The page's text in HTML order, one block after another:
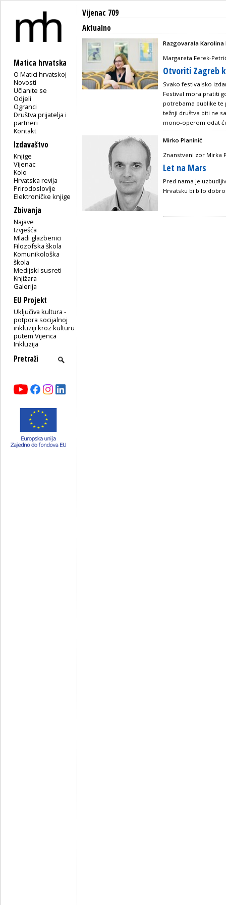
Matica hrvatska
O Matici hrvatskoj
Novosti
Učlanite se
Odjeli
Ogranci
Društva prijatelja i
partneri
Kontakt
Izdavaštvo
Knjige
Vijenac
Kolo
Hrvatska revija
Prirodoslovlje
Elektroničke knjige
Zbivanja
Najave
Izvješća
Mladi glazbenici
Filozofska škola
Komunikološka
škola
Medijski susreti
Knjižara
Galerija
EU Projekt
Uključiva kultura -
potpora socijalnoj
inkluziji kroz kulturu
putem Vijenca
Inkluzija
Vijenac 709
Aktualno
Razgovarala Karolina
Margareta Ferek-
Otvoriti Zagreb
Svako festivalsko
Festival mora pratiti
potrebama publike te
težnji društva biti ne
mono-operom odat
Mirko Planinić
Znanstveni zor Mirka
Let na Mars
Pred nama je
Hrvatsku bi bilo